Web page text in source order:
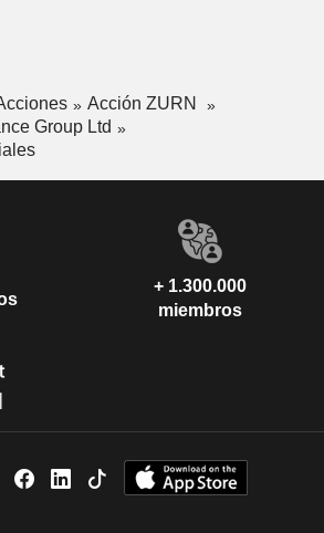
Acción ZURN
Group Ltd
+ 1.300.000
miembros